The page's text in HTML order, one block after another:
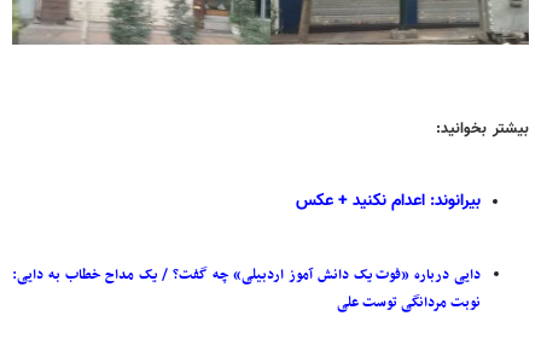
بیشتر بخوانید:
بیرانوند: اعدام نکنید + عکس
دایی درباره «فوت یک دانش آموز اردبیلی» چه گفت؟ / یک مداح خطاب به دایی:
نوبت مردانگی توست علی